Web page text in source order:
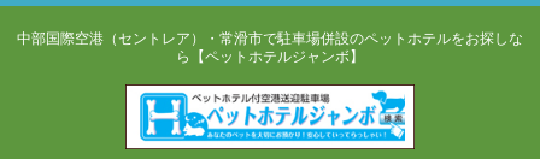
中部国際空港（セントレア）・常滑市で駐車場併設のペットホテルをお探しな
ら【ペットホテルジャンボ】